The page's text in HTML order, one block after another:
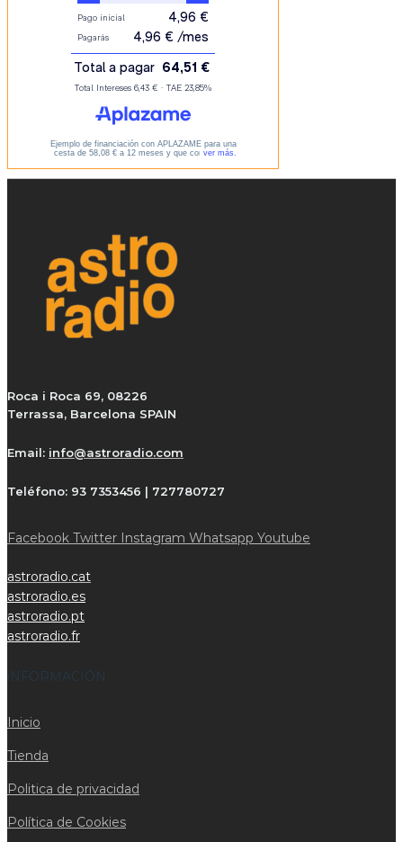
Roca i Roca 69, 08226
Terrassa, Barcelona SPAIN
Email: info@astroradio.com
Teléfono: 93 7353456 | 727780727
Facebook Twitter Instagram Whatsapp Youtube
astroradio.cat
astroradio.es
astroradio.pt
astroradio.fr
iNFORMACIÓN
Inicio
Tienda
Politica de privacidad
Política de Cookies